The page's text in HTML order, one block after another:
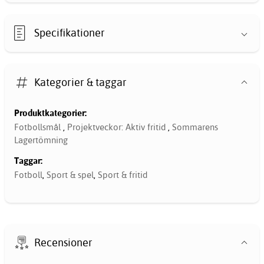
Specifikationer
Kategorier & taggar
Produktkategorier:
Fotbollsmål , Projektveckor: Aktiv fritid , Sommarens
Lagertömning
Taggar:
Fotboll, Sport & spel, Sport & fritid
Recensioner